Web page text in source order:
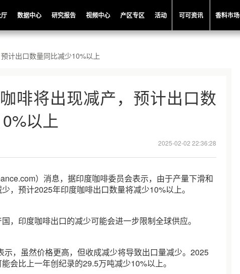
数据中心 研究报告 视频中心 产区专区 活动 可可资讯 香料市场
计出口数量同比减少10%以上
啡将出现减产，预计出口数
以上
2025-02-02 22:36:28
）消息，据印度咖啡委员会表示，由于产量下滑和
，预计2025年印度咖啡出口数量将减少10%以上。
，印度咖啡出口的减少可能会进一步限制全球供应。
示，虽然价格更高，但收成减少将导致出口量减少。2025
会比上一年创纪录的29.5万吨减少10%以上。